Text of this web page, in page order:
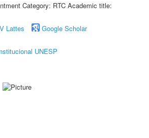
Category: RTC Academic title:
Lattes
Google Scholar
UNESP